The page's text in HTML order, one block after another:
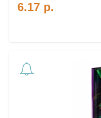
6.17 р.